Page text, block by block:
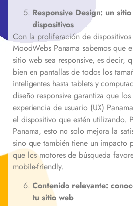
Responsive Design: un
dispositivos
Con la proliferación de
MoodWebs Panama sabemos que
sitio web sea responsive, es decir,
bien en pantallas de todos los
inteligentes hasta tablets y
diseño responsive garantiza que
experiencia de usuario (UX)
el dispositivo que estén utilizando.
Panama, esto no solo mejora la
sino que también tiene un impacto
que los motores de búsqueda
mobile-friendly.
Contenido relevante:
tu sitio web